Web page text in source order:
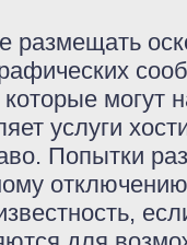
размещать
могут
услуги
Попытки